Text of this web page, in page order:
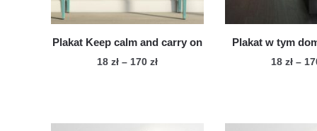
stronie
produktu
Plakat Keep calm and carry on
18 zł – 170 złZakres
ma
Plakat w tym
18 zł –
ma